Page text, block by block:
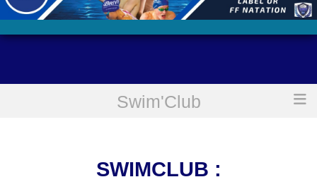
Swim'Club
SwimClub : Perfectionnement Adultes Soir
SWIMCLUB :